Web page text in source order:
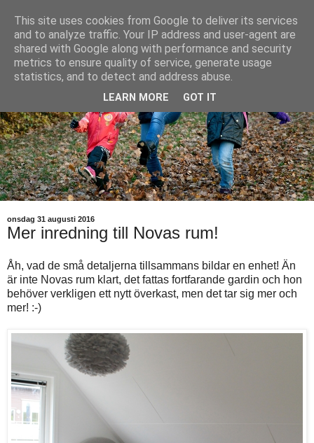
onsdag 31 augusti 2016
Mer inredning till Novas rum!
Åh, vad de små detaljerna tillsammans bildar en enhet! Än
är inte Novas rum klart, det fattas fortfarande gardin och hon
behöver verkligen ett nytt överkast, men det tar sig mer och
mer! :-)
This site uses cookies from Google to deliver its services
and to analyze traffic. Your IP address and user-agent are
shared with Google along with performance and security
metrics to ensure quality of service, generate usage
statistics, and to detect and address abuse.
LEARN MORE GOT IT